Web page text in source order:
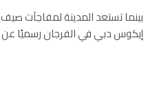
إيكوس دبي في الفرجان رسميًا عن